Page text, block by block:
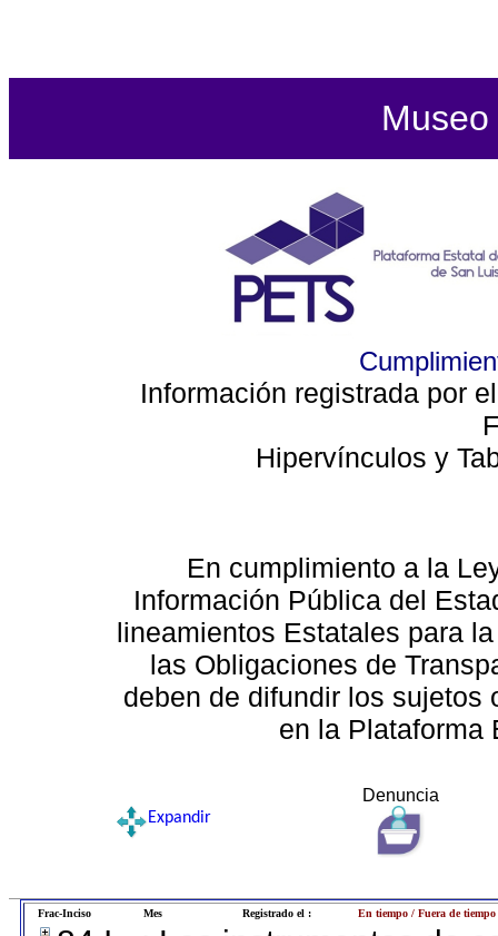
Información registrada por
Hipervínculos y
En cumplimiento a la
Información Pública del
lineamientos Estatales para
las Obligaciones de
deben de difundir los sujetos
en la Plataforma
Denuncia
Expandir
Frac-Inciso Mes Registrado el : En tiempo / Fuera de tiempo